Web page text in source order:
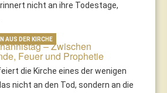
nicht an ihre Todestage,
– Zwischen
Feuer und Prophetie
die Kirche eines der wenigen
nicht an den Tod, sondern an die
AUS DER KIRCHE